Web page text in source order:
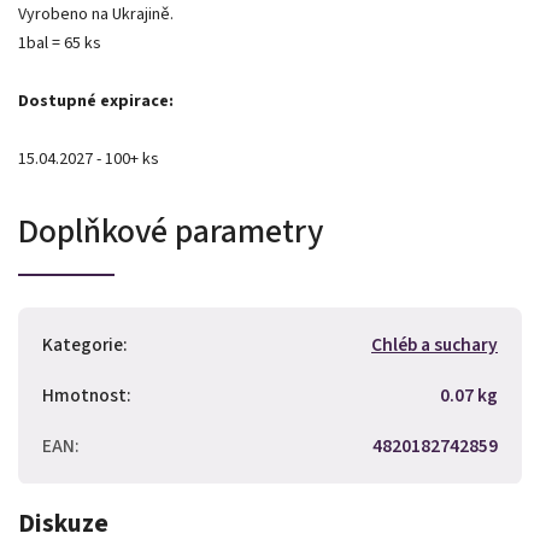
Vyrobeno na Ukrajině.
1bal = 65 ks
Dostupné expirace:
15.04.2027 - 100+ ks
Doplňkové parametry
Kategorie:
Chléb a suchary
Hmotnost:
0.07 kg
EAN: 4820182742859
Diskuze